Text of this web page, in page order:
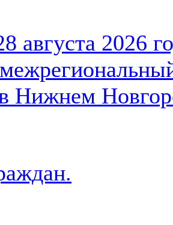
августа 2026
Нижнем